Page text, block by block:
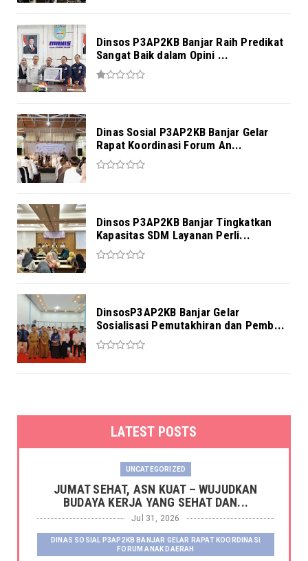
Dinsos P3AP2KB Banjar Raih Predikat
Sangat Baik dalam Opini ...
Dinas Sosial P3AP2KB Banjar Gelar
Rapat Koordinasi Forum An...
Dinsos P3AP2KB Banjar Tingkatkan
Kapasitas SDM Layanan Perli...
DinsosP3AP2KB Banjar Gelar
Sosialisasi Pemutakhiran dan Pemb...
LATEST POSTS
UNCATEGORIZED
JUMAT SEHAT, ASN KUAT – WUJUDKAN
BUDAYA KERJA YANG SEHAT DAN...
Jul 31, 2026
DINAS SOSIAL P3AP2KB BANJAR GELAR RAPAT KOORDINASI
FORUM ANAK DAERAH